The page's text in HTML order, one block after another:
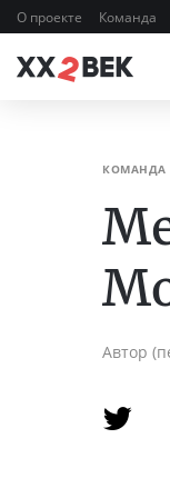
О проекте Команда
КОМАНДА
Автор